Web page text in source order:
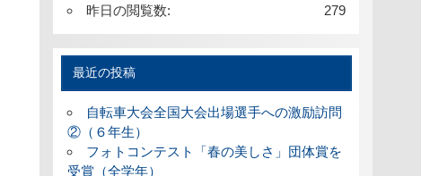
279
昨日の閲覧数:
最近の投稿
自転車大会全国大会出場選手への激励訪問
②（６年生）
フォトコンテスト「春の美しさ」団体賞を
受賞（全学年）